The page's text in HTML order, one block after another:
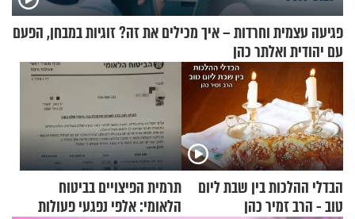
פגיעה עצמית וחרדות – איך מכילים את זה? זוגיות במבחן, הפעם
עם יהודית ואלתר כהן
הבדלי ההלכות בין שבת ליום
טוב - הרב זמיר כהן
תרמית הפיצויים בביטוח
הלאומי: אלפי נפגעי פעולות